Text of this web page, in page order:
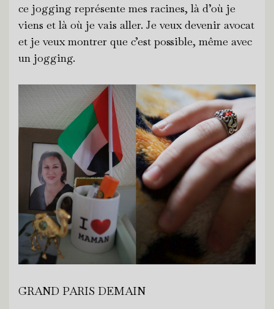
ce jogging représente mes racines, là d’où je
viens et là où je vais aller. Je veux devenir avocat
et je veux montrer que c’est possible, même avec
un jogging.
GRAND PARIS DEMAIN